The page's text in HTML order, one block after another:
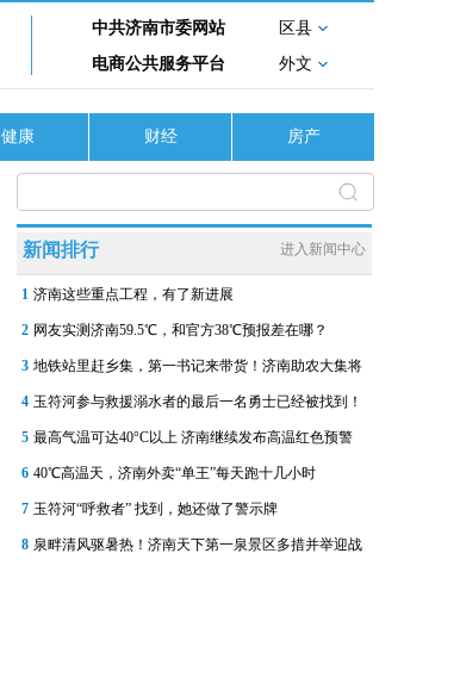
中共济南市委网站
区县
电商公共服务平台
外文
健康 财经 房产
新闻排行 进入新闻中心
1 济南这些重点工程，有了新进展
2 网友实测济南59.5℃，和官方38℃预报差在哪？
3 地铁站里赶乡集，第一书记来带货！济南助农大集将
4 玉符河参与救援溺水者的最后一名勇士已经被找到！
5 最高气温可达40°C以上 济南继续发布高温红色预警
6 40℃高温天，济南外卖“单王”每天跑十几小时
7 玉符河“呼救者” 找到，她还做了警示牌
8 泉畔清风驱暑热！济南天下第一泉景区多措并举迎战